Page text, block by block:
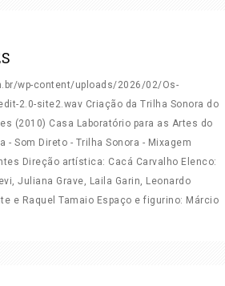
wp-content/uploads/2026/02/Os-
2.0-site2.wav Criação da Trilha Sonora do
(2010) Casa Laboratório para as Artes do
- Som Direto - Trilha Sonora - Mixagem
Direção artística: Cacá Carvalho Elenco:
Juliana Grave, Laila Garin, Leonardo
e Raquel Tamaio Espaço e figurino: Márcio